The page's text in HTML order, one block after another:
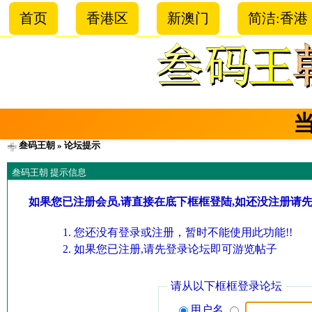
首页 香港区 新澳门 简洁:香港
叁码王朝 » 论坛提示
叁码王朝 提示信息
如果您已注册会员,请直接在底下框框登陆,如还没注册请
您还没有登录或注册，暂时不能使用此功能!!
如果您已注册,请先登录论坛即可游览帖子
请从以下框框登录论坛
用户名